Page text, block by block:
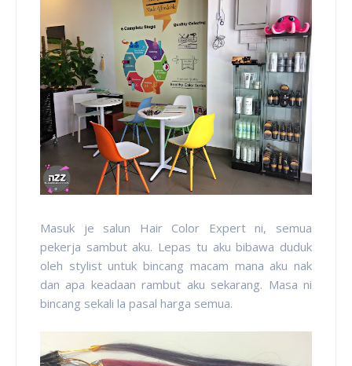
Masuk je salun Hair Color Expert ni, semua
pekerja sambut aku. Lepas tu aku bibawa duduk
oleh stylist untuk bincang macam mana aku nak
dan apa keadaan rambut aku sekarang. Masa ni
bincang sekali la pasal harga semua.